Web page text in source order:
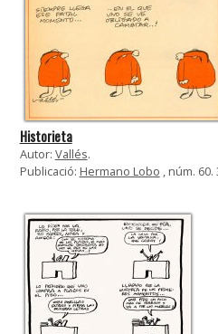
Historieta
Autor: Vallés.
Publicació: Hermano Lobo , núm.